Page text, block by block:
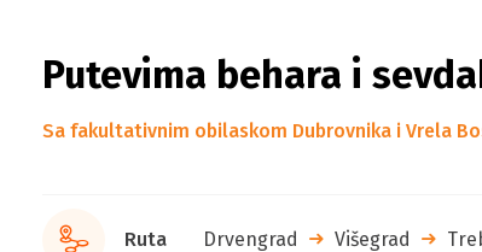
Putevima behara i
Sa fakultativnim obilaskom Dubrovnika i Vrela
Ruta Drvengrad Višegrad